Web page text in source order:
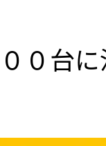
相場分析
日経平均は
う値段はこ
すめページ
ク
０台に